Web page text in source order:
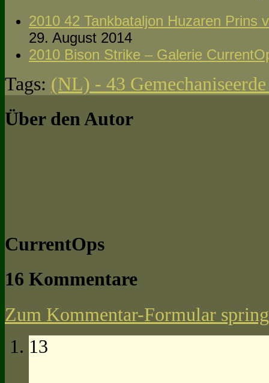
2010 42 Tankbataljon Huzaren Prins
29. August 2014
2010 Bison Strike – Galerie
Tags: (NL) - 43
Über den Autor
CurrentOps
16 Kommentare
Zum Kommentar-Formular
13